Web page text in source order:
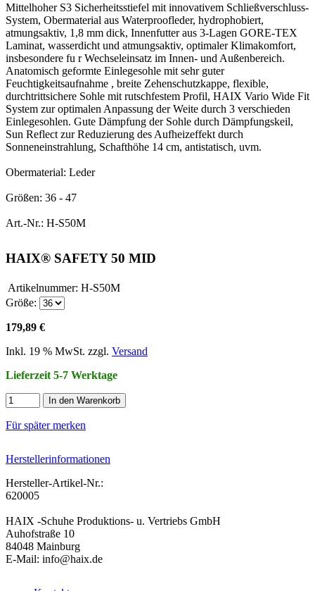
Mittelhoher S3 Sicherheitsstiefel mit innovativem Schließverschluss-
System, Obermaterial aus Waterproofleder, hydrophobiert,
atmungsaktiv, 1,8 mm dick, Innenfutter aus 3-Lagen GORE-TEX
Laminat, wasserdicht und atmungsaktiv, optimaler Klimakomfort,
insbesondere fu r Wechseleinsatz im Innen- und Außenbereich.
Anatomisch geformte Einlegesohle mit sehr guter
Feuchtigkeitsaufnahme , breite Zehenschutzkappe, flexible,
durchtrittsichere Sohle mit rutschfestem Profil, HAIX Vario Wide Fit
System zur optimalen Anpassung der Weite durch 3 verschieden
Einlegesohlen. Gute Dämpfung der Sohle durch Dämpfungskeil,
Sun Reflect zur Reduzierung des Aufheizeffekt durch
Sonneneinstrahlung, Schafthöhe 14 cm, antistatisch, uvm.
Obermaterial: Leder
Größen: 36 - 47
Art.-Nr.: H-S50M
HAIX® SAFETY 50 MID
Artikelnummer: H-S50M
Größe:
179,89 €
Inkl. 19 % MwSt. zzgl. Versand
Lieferzeit 5-7 Werktage
In den Warenkorb
Für später merken
Herstellerinformationen
Hersteller-Artikel-Nr.:
620005
HAIX -Schuhe Produktions- u. Vertriebs GmbH
Auhofstraße 10
84048 Mainburg
E-Mail: info@haix.de